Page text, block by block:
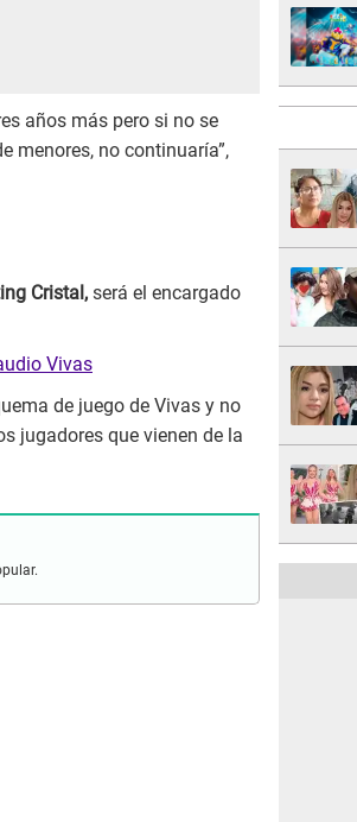
años más pero si no se
menores, no continuaría”,
Cristal, será el encargado
Vivas
de juego de Vivas y no
jugadores que vienen de la